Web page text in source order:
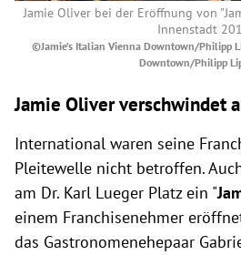
Jamie Oliver bei der Eröffnung von
Innenstadt
©Jamie’s Italian Vienna Downtown/Philipp
Downtown/Philipp
Jamie Oliver verschwindet
International waren seine
Pleitewelle nicht betroffen.
am Dr. Karl Lueger Platz ein "
einem Franchisenehmer
das Gastronomenehepaar